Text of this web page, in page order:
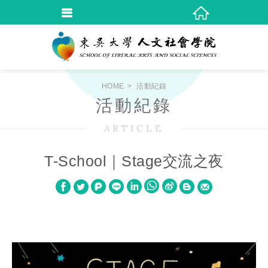
HOME 活動紀錄
活動紀錄
ARTICLE
T-School｜Stage交流之夜
a
t
n
a